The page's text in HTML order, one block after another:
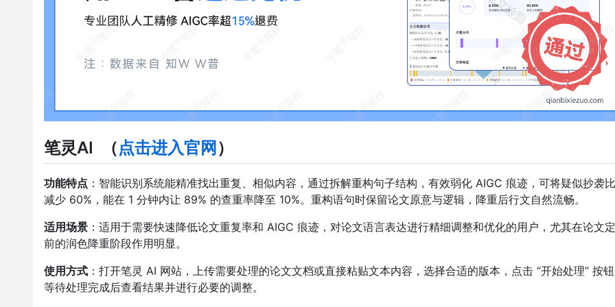
笔灵AI （点击进入官网）
功能特点 ：智能识别系统能精准找出重复、相似内容，通过拆解重构句子结构，有效弱化 AIGC 痕迹，可将疑似抄袭
减少 60%，能在 1 分钟内让 89% 的查重率降至 10%。重构语句时保留论文原意与逻辑，降重后行文自然流畅。
适用场景 ：适用于需要快速降低论文重复率和 AIGC 痕迹，对论文语言表达进行精细调整和优化的用户，尤其在论文
前的润色降重阶段作用明显。
使用方式 ：打开笔灵 AI 网站，上传需要处理的论文文档或直接粘贴文本内容，选择合适的版本，点击 “开始处理” 按钮
等待处理完成后查看结果并进行必要的调整。